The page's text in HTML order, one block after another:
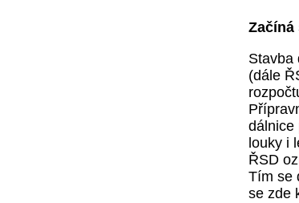
Začíná
Stavba
(dále
dálnice
louky i
ŘSD
Tím se
se zde